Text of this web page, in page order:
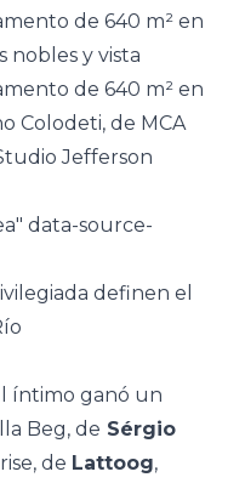
de 640 m² en
nobles y vista
de 640 m² en
Colodeti, de MCA
Jefferson
data-source-
íntimo ganó un
Beg, de Sérgio
de Lattoog,